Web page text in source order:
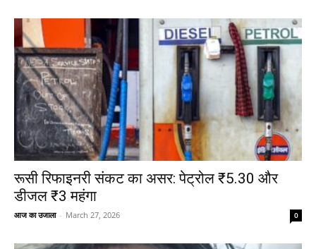
रूसी रिफाइनरी संकट का असर: पेट्रोल ₹5.30 और
डीजल ₹3 महंगा
आज का उजाला - March 27, 2026 0